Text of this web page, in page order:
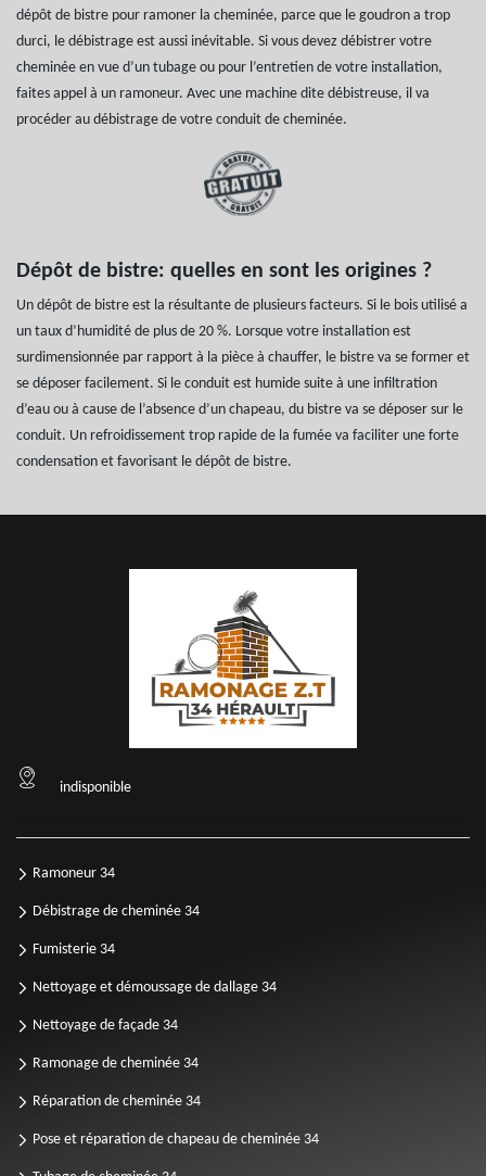
dépôt de bistre pour ramoner la cheminée, parce que le goudron a trop
durci, le débistrage est aussi inévitable. Si vous devez débistrer votre
cheminée en vue d’un tubage ou pour l’entretien de votre installation,
faites appel à un ramoneur. Avec une machine dite débistreuse, il va
procéder au débistrage de votre conduit de cheminée.
Dépôt de bistre: quelles en sont les origines ?
Un dépôt de bistre est la résultante de plusieurs facteurs. Si le bois utilisé a
un taux d’humidité de plus de 20 %. Lorsque votre installation est
surdimensionnée par rapport à la pièce à chauffer, le bistre va se former et
se déposer facilement. Si le conduit est humide suite à une infiltration
d’eau ou à cause de l’absence d’un chapeau, du bistre va se déposer sur le
conduit. Un refroidissement trop rapide de la fumée va faciliter une forte
condensation et favorisant le dépôt de bistre.
indisponible
Ramoneur 34
Débistrage de cheminée 34
Fumisterie 34
Nettoyage et démoussage de dallage 34
Nettoyage de façade 34
Ramonage de cheminée 34
Réparation de cheminée 34
Pose et réparation de chapeau de cheminée 34